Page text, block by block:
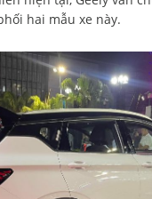
hai mẫu xe này.